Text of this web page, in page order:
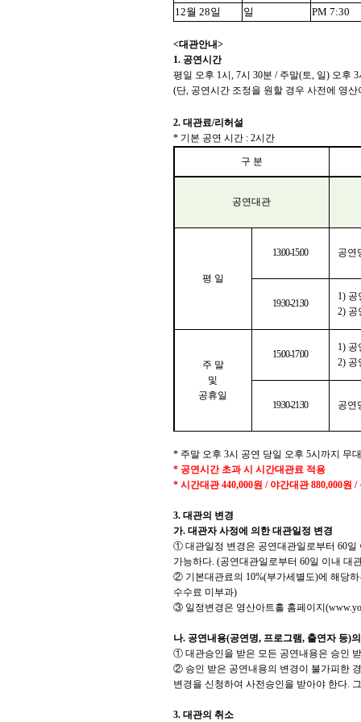
12월 28일 일 PM 7:30
<대관안내>
1. 공연시간
평일 오후 1시 , 7시 30분 / 주말(토, 일) 오후 3
(단, 공연시간 조정을 원할 경우 사전에 영
2. 대관료/리허설
* 기본 공연 시간 : 2시간
구 분
공연대관
평 일
13:00-15:00 공연
19:30-21:30
1) 공
2) 공
주 말
및
공휴일
15:00-17:00
1) 공
2) 공
19:30-21:30 공연
* 주말 오후 3시 공연 당일 오후 5시까지 무
* 공연시간 초과 시 시간대관료 적용
* 시간대관440,000원 / 야간대관880,000원 /
3. 대관의 변경
가. 대관자 사정에 의한 대관일정 변경
① 대관일정 변경은 공연대관일로부터 60일
가능하다. (공연대관일로부터 60일 이내 대
② 기본대관료의 10%(부가세별도)에 해당
수수료 미부과)
③ 일정변경은 영산아트홀 홈페이지
나. 공연내용(공연명, 프로그램, 출연자 등)
① 대관승인을 받은 모든 공연내용은 승인
② 승인 받은 공연내용의 변경이 불가피한
변경을 신청하여 사전승인을 받아야 한다.
3. 대관의 취소